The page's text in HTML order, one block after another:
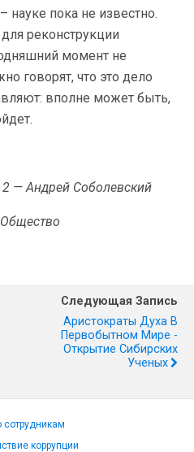
пока не известно.
реконструкции
момент не
говорят, что это дело
вполне может быть,
— Андрей Соболевский
Следующая Запись
Аристократы Духа В
Первобытном Мире -
Открытие Сибирских
Ученых
сотрудникам
коррупции